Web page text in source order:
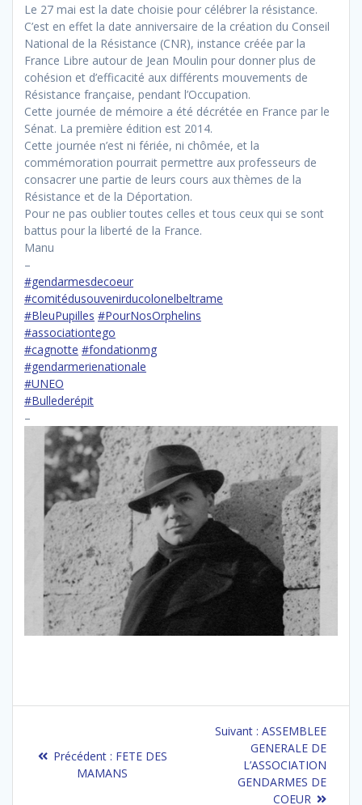
Le 27 mai est la date choisie pour célébrer la résistance.
C’est en effet la date anniversaire de la création du Conseil
National de la Résistance (CNR), instance créée par la
France Libre autour de Jean Moulin pour donner plus de
cohésion et d’efficacité aux différents mouvements de
Résistance française, pendant l’Occupation.
Cette journée de mémoire a été décrétée en France par le
Sénat. La première édition est 2014.
Cette journée n’est ni fériée, ni chômée, et la
commémoration pourrait permettre aux professeurs de
consacrer une partie de leurs cours aux thèmes de la
Résistance et de la Déportation.
Pour ne pas oublier toutes celles et tous ceux qui se sont
battus pour la liberté de la France.
Manu
–
#gendarmesdecoeur
#comitédusouvenirducolonelbeltrame
#BleuPupilles #PourNosOrphelins
#associationtego
#cagnotte #fondationmg
#gendarmerienationale
#UNEO
#Bullederépit
–
de
Précédent : Article
précédent
FETE DES
MAMANS
Suivant : Article
suivant
:
ASSEMBLEE
GENERALE DE
L’ASSOCIATION
GENDARMES DE
COEUR